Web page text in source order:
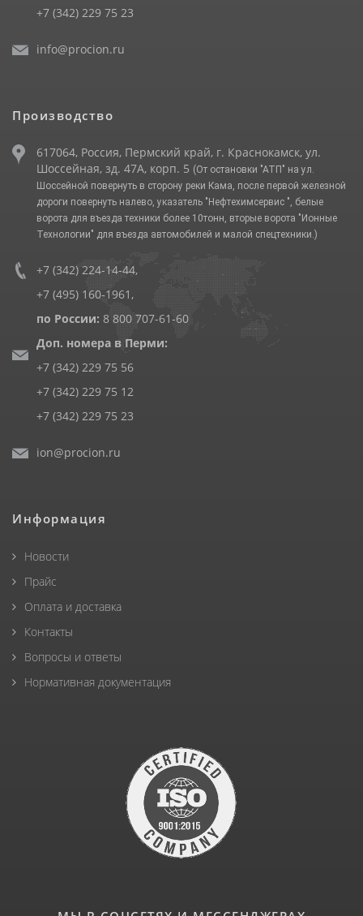
+7 (342) 229 75 23
info@procion.ru
Производство
617064, Россия, Пермский край, г. Краснокамск, ул.
Шоссейная, зд. 47А, корп. 5 (От остановки "АТП" на ул.
Шоссейной повернуть в сторону реки Кама, после первой железной
дороги повернуть налево, указатель "Нефтехимсервис ", белые
ворота для въезда техники более 10тонн, вторые ворота "Ионные
Технологии" для въезда автомобилей и малой спецтехники.)
+7 (342) 224-14-44,
+7 (495) 160-1961 ,
по России: 8 800 707-61-60
Доп. номера в Перми:
+7 (342) 229 75 56
+7 (342) 229 75 12
+7 (342) 229 75 23
ion@procion.ru
Информация
Новости
Прайс
Оплата и доставка
Контакты
Вопросы и ответы
Нормативная документация